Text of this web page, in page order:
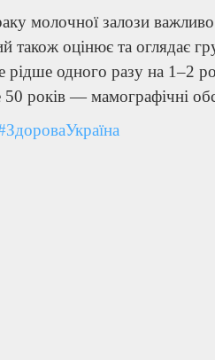
молочної залози
також оцінює та
одного разу на 1–2
50 років — мамографічні
ЗдороваУкраїна